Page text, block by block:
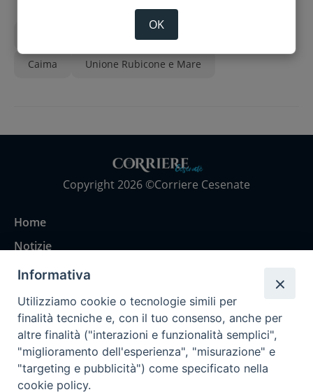
Asp del Rubicone
Caima Unione Rubicone e Mare
Copyright 2026 ©Corriere Cesenate
Home
Notizie
Rubriche
Chi siamo
Come abbonarsi
Contatti
OK
Informativa
Utilizziamo cookie o tecnologie simili per
finalità tecniche e, con il tuo consenso, anche per
altre finalità ("interazioni e funzionalità semplici",
"miglioramento dell'esperienza", "misurazione" e
"targeting e pubblicità") come specificato nella
cookie policy.